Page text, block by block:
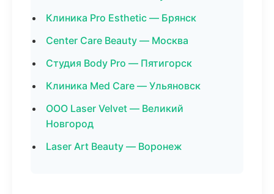
Клиника Pro Esthetic — Брянск
Center Care Beauty — Москва
Студия Body Pro — Пятигорск
Клиника Med Care — Ульяновск
ООО Laser Velvet — Великий
Новгород
Laser Art Beauty — Воронеж